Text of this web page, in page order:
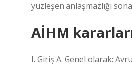
yüzleşen anlaşmazlığı
AİHM kararları
I. Giriş A. Genel olarak: